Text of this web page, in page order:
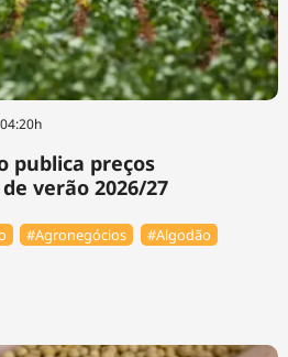
publica preços
verão 2026/27
#Agronegócios
#Algodão